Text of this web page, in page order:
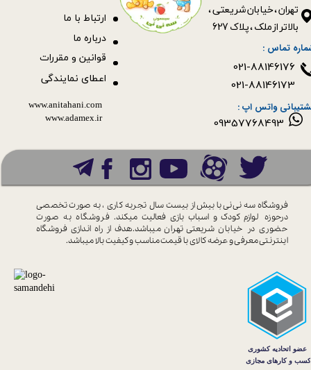
​​​​​​​تهران ، خیابان شریعتی ،
بالاتر از ملک ، پلاک 627​​​​​​​
قوانین و مقررات
ارتباط با ما
09357768493
درباره ما
اعطای نمایندگی
www.anitahani.com
www.ada​​​​​​​mex.ir
فروشگاه سه نی نی با بیش از بیست سال تجربه کاری ، به صورت تخصصی
درحوزه لوازم کودک و اسباب بازی فعالیت میکند. فروشگاه به صورت
حضوری در خیابان شریعتی تهران میباشد.هدف از راه اندازی فروشگاه
اینترنتی معرفی و عرضه کالای باقیمت مناسب و کیفیت بالا میباشد.
تماس :
واتس اپ :